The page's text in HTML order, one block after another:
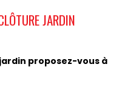
JARDIN
proposez-vous à